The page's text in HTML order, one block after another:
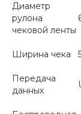
Диаметр
рулона
чековой ленты
Ширина чека
Передача
данных